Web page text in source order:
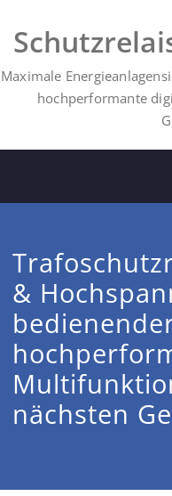
Maximale
hochperformante
&
nächsten